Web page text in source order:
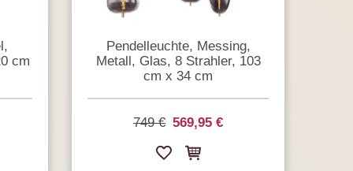
cm
Pendelleuchte, Messing,
Metall, Glas, 8 Strahler, 103
cm x 34 cm
749 € 569,95 €